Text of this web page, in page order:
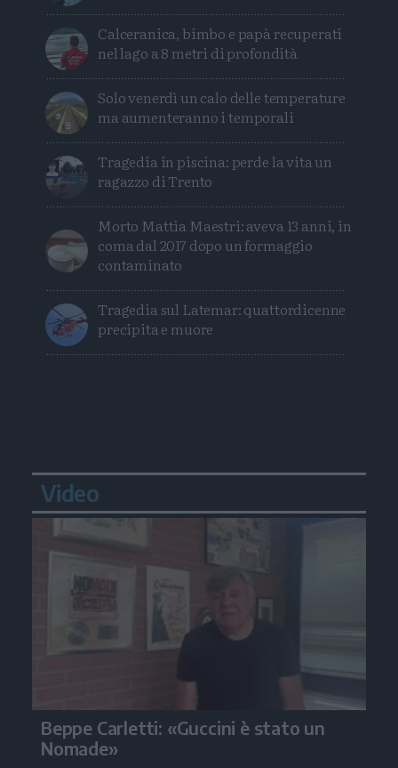
Calceranica, bimbo e papà recuperati
nel lago a 8 metri di profondità
Solo venerdì un calo delle temperature
ma aumenteranno i temporali
Tragedia in piscina: perde la vita un
ragazzo di Trento
Morto Mattia Maestri: aveva 13 anni, in
coma dal 2017 dopo un formaggio
contaminato
Tragedia sul Latemar: quattordicenne
precipita e muore
Video
Beppe Carletti: «Guccini è stato un
Nomade»